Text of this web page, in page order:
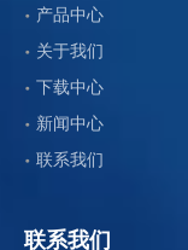
产品中心
关于我们
下载中心
新闻中心
联系我们
联系我们